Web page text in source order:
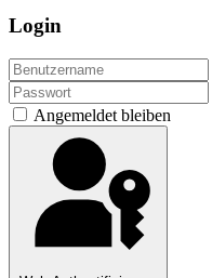
Login
Angemeldet bleiben